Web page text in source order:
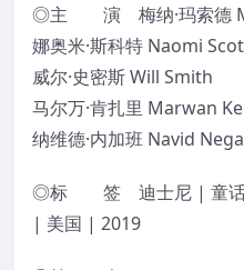
◎主 演 梅纳·玛索德
娜奥米·斯科特 Naomi
威尔·史密斯 Will Smith
马尔万·肯扎里 Marwan
纳维德·内加班 Navid
◎标 签 迪士尼 | 童话 |
| 美国 | 2019